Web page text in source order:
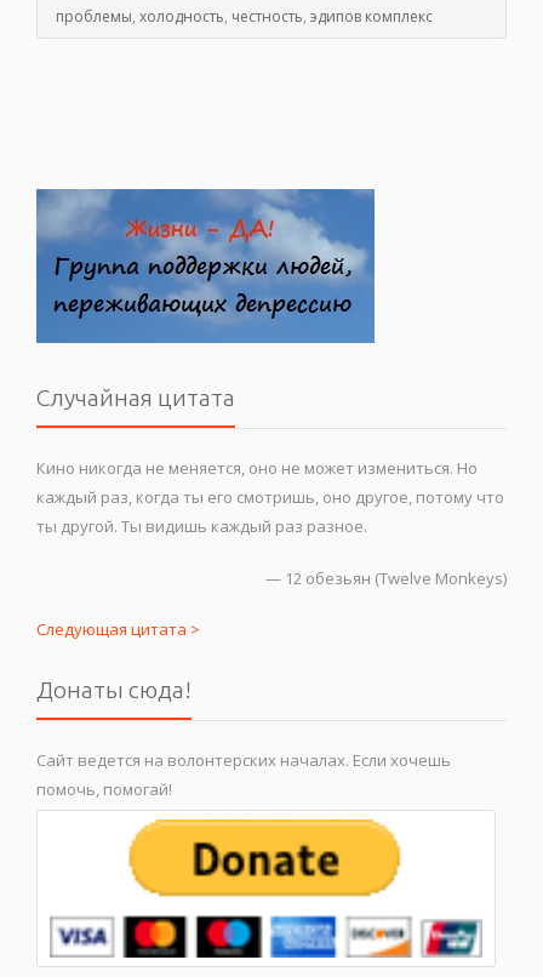
проблемы, холодность, честность, эдипов комплекс
Случайная цитата
Кино никогда не меняется, оно не может измениться. Но
каждый раз, когда ты его смотришь, оно другое, потому что
ты другой. Ты видишь каждый раз разное.
— 12 обезьян (Twelve Monkeys)
Следующая цитата >
Донаты сюда!
Сайт ведется на волонтерских началах. Если хочешь
помочь, помогай!